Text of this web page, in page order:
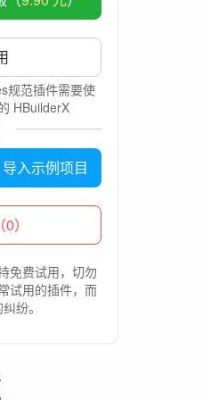
规范插件需要使
HBuilderX
入示例项目
）
免费试用，切勿
试用的插件，而
纷。